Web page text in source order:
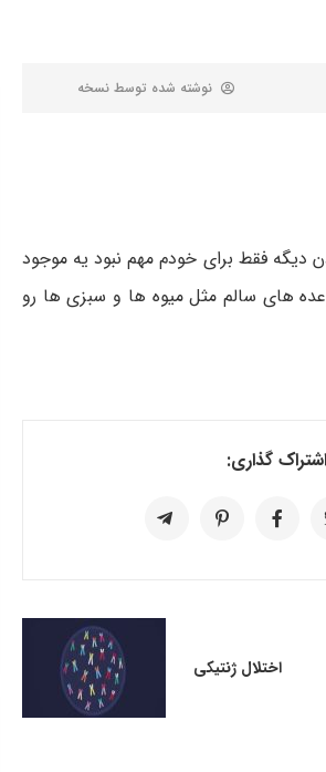
نوشته شده توسط نسخه
دیگه فقط برای خودم مهم نبود یه موجود
که باید به سلامتی آن هم فکر میکردم از اون روز به بعد 5بار در روز وعده های سالم مثل میوه ها و سبزی ها رو
اشتراک گذاری:
اختلال ژنتیکی